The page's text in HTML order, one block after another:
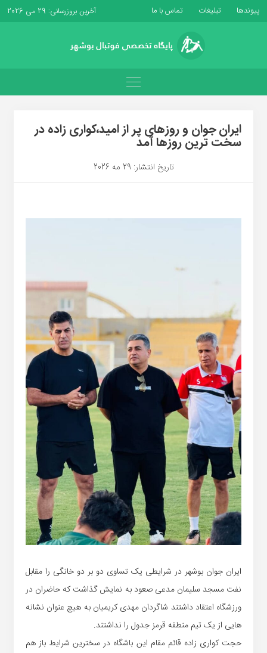
پیوندها تبلیغات تماس با ما آخرین بروزرسانی: 29 می 2026
ایران جوان و روزهای پر از امید،کواری زاده در
سخت ترین روزها آمد
تاریخ انتشار: 29 مه 2026
ایران جوان بوشهر در شرایطی یک تساوی دو بر دو خانگی را مقابل
نفت مسجد سلیمان مدعی صعود به نمایش گذاشت که حاضران در
ورزشگاه اعتقاد داشتند شاگردان مهدی کریمیان به هیچ عنوان نشانه
هایی از یک تیم منطقه قرمز جدول را نداشتند.
حجت کواری زاده قائم مقام این باشگاه در سخترین شرایط باز هم